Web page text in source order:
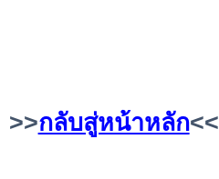
>>กลับสู่หน้าหลัก<<